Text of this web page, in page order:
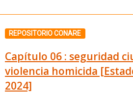
REPOSITORIO CONARE
Capítulo 06 : seguridad
violencia homicida
2024]